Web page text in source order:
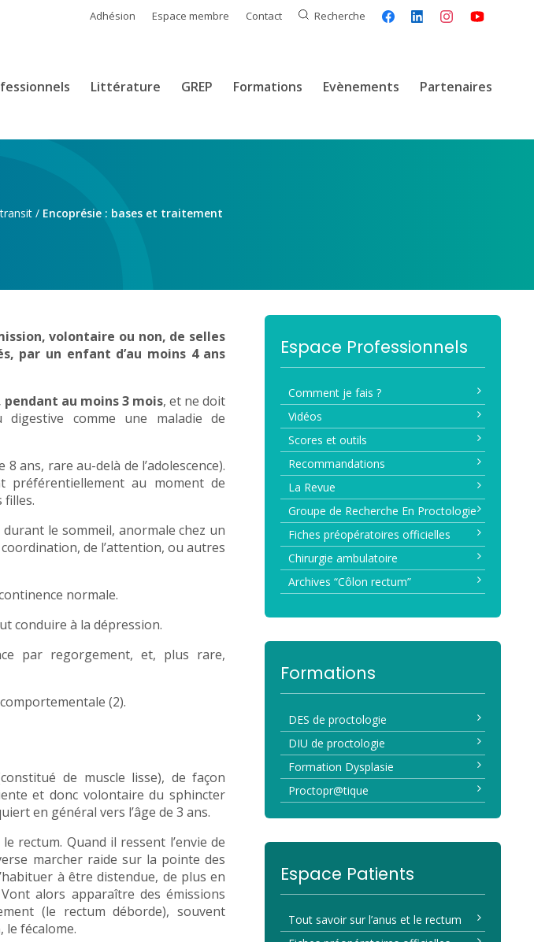
Adhésion Espace membre Contact Recherche
Littérature GREP Formations Evènements Partenaires
/ Encoprésie : bases et traitement
volontaire ou non, de selles
par un enfant d’au moins 4 ans
au moins 3 mois, et ne doit
comme une maladie de
ans, rare au-delà de l’adolescence).
préférentiellement au moment de
filles.
le sommeil, anormale chez un
de l’attention, ou autres
normale.
conduire à la dépression.
par regorgement, et, plus rare,
(2).
de muscle lisse), de façon
et donc volontaire du sphincter
en général vers l’âge de 3 ans.
rectum. Quand il ressent l’envie de
marcher raide sur la pointe des
à être distendue, de plus en
alors apparaître des émissions
(le rectum déborde), souvent
le fécalome.
Espace Professionnels
Comment je fais ?
Vidéos
Scores et outils
Recommandations
La Revue
Groupe de Recherche En Proctologie
Fiches préopératoires officielles
Chirurgie ambulatoire
Archives “Côlon rectum”
Formations
DES de proctologie
DIU de proctologie
Formation Dysplasie
Proctopr@tique
Espace Patients
Tout savoir sur l’anus et le rectum